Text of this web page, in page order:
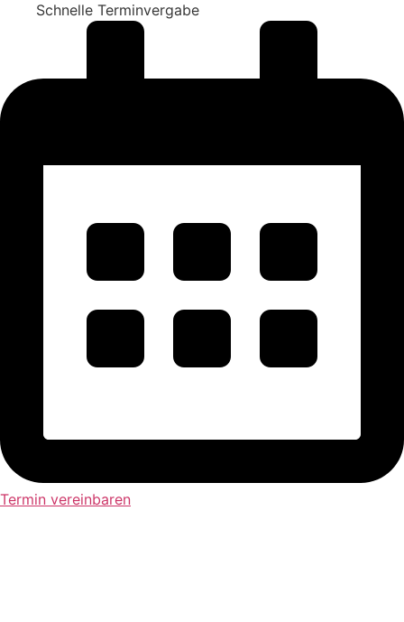
Schnelle Terminvergabe
Termin vereinbaren